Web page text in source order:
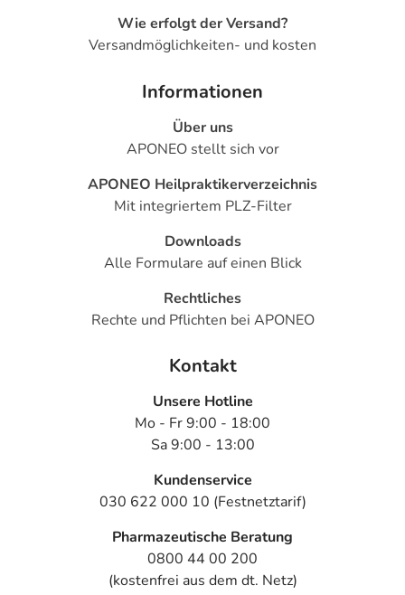
Wie erfolgt der Versand?
Versandmöglichkeiten- und kosten
Informationen
Über uns
APONEO stellt sich vor
APONEO Heilpraktikerverzeichnis
Mit integriertem PLZ-Filter
Downloads
Alle Formulare auf einen Blick
Rechtliches
Rechte und Pflichten bei APONEO
Kontakt
Unsere Hotline
Mo - Fr 9:00 - 18:00
Sa 9:00 - 13:00
Kundenservice
030 622 000 10 (Festnetztarif)
Pharmazeutische Beratung
0800 44 00 200
(kostenfrei aus dem dt. Netz)